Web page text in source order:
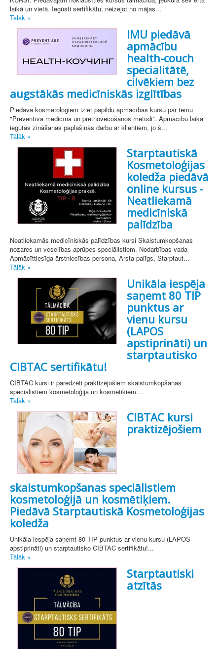
laikā un vietā. Iegūsti sertifikātu, neizejot no mājas...
Tālāk »
IMU piedāvā
apmācību
health-couch
specialitātē,
cilvēkiem bez
augstākās medicīniskās izglītības
Piedāvā kosmetologiem iziet papildu apmācības kursu par tēmu
"Preventīva medicīna un pretnovecošanos metodi". Apmācību laikā
iegūtās zināšanas paplašinās darbu ar klientiem, jo ​​š...
Tālāk »
Starptautiskā
Kosmetoloģijas
koledža piedāvā
online kursus -
Neatliekamā
medicīniskā
palīdzība
Neatliekamās medicīniskās palīdzības kursi Skaistumkopšanas
nozares un veselības aprūpes speciālistiem. Nodarbības vada
Apmācīttiesīga ārstniecības persona, Ārsta palīgs, Starptaut...
Tālāk »
Unikāla iespēja
saņemt 80 TIP
punktus ar
vienu kursu
(LAPOS
apstiprināti) un
starptautisko
CIBTAC sertifikātu!
CIBTAC kursi ir paredzēti praktizējošiem skaistumkopšanas
speciālistiem kosmetoloģijā un kosmētiķiem....
Tālāk »
CIBTAC kursi
praktizējošiem
skaistumkopšanas speciālistiem
kosmetoloģijā un kosmētiķiem.
Piedāvā Starptautiskā Kosmetoloģijas
koledža
Unikāla iespēja saņemt 80 TIP punktus ar vienu kursu (LAPOS
apstiprināti) un starptautisko CIBTAC sertifikātu!...
Tālāk »
Starptautiski
atzītās